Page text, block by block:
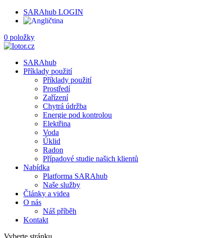
SARAhub LOGIN
0 položky
SARAhub
Příklady použití
Příklady použití
Prostředí
Zařízení
Chytrá údržba
Energie pod kontrolou
Elektřina
Voda
Úklid
Radon
Případové studie našich klientů
Nabídka
Platforma SARAhub
Naše služby
Články a videa
O nás
Náš příběh
Kontakt
Vyberte stránku